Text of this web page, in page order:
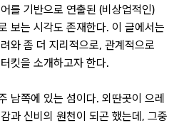
를 기반으로 연출된 (비상업적인)
보는 시각도 존재한다. 이 글에서는
와 좀 더 지리적으로, 관계적으로
킷을 소개하고자 한다.
남쪽에 있는 섬이다. 외딴곳이 으레
과 신비의 원천이 되곤 했는데, 그중